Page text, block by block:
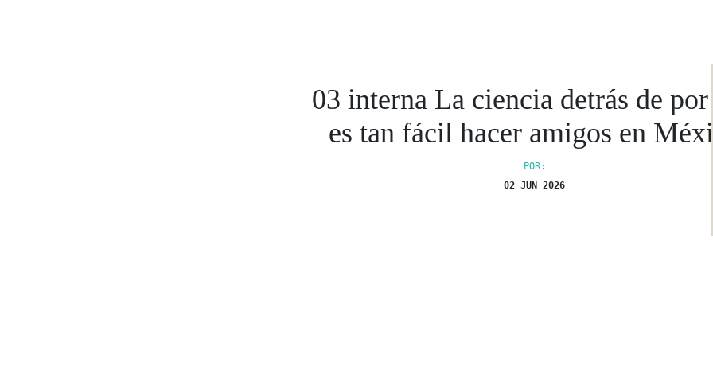
03 interna La ciencia detrás de
es tan fácil hacer amigos en
POR:
02 JUN 2026